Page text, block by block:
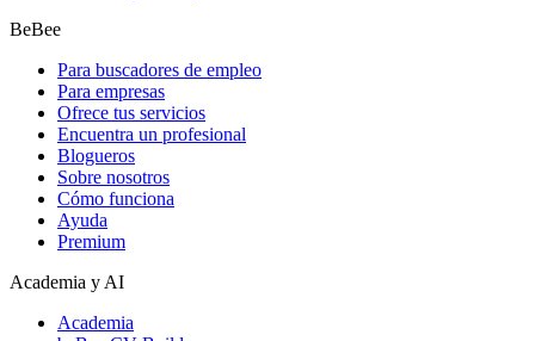
BeBee
Para buscadores de empleo
Para empresas
Ofrece tus servicios
Encuentra un profesional
Blogueros
Sobre nosotros
Cómo funciona
Ayuda
Premium
Academia y AI
Academia